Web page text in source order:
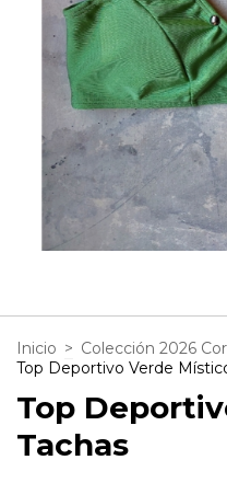
Inicio > Colección 2026
Top Deportivo Verde
Top
Tachas